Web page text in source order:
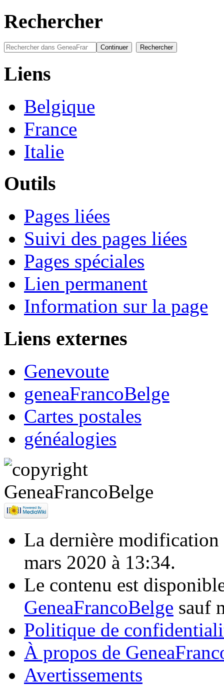
Rechercher
Liens
Belgique
France
Italie
Outils
Pages liées
Suivi des pages liées
Pages spéciales
Lien permanent
Information sur la page
Liens externes
Genevoute
geneaFrancoBelge
Cartes postales
généalogies
La dernière modification
mars 2020 à 13:34.
Le contenu est
GeneaFrancoBelge sauf
Politique de
À propos de
Avertissements